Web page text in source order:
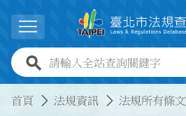
展開選單
全站查詢關鍵字欄位
首頁 法規資訊 法規所有條文